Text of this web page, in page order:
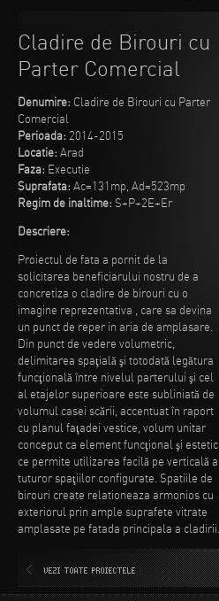
Cladire de Birouri cu
Parter Comercial
Denumire: Cladire de Birouri cu Parter
Comercial
Perioada: 2014-2015
Locatie: Arad
Faza: Executie
Suprafata: Ac=131mp, Ad=523mp
Regim de inaltime: S+P+2E+Er
Descriere:
Proiectul de fata a pornit de la
solicitarea beneficiarului nostru de a
concretiza o cladire de birouri cu o
imagine reprezentativa , care sa devina
un punct de reper in aria de amplasare.
Din punct de vedere volumetric,
delimitarea spaţială şi totodată legătura
funcţională între nivelul parterului şi cel
al etajelor superioare este subliniată de
volumul casei scării, accentuat în raport
cu planul faţadei vestice, volum unitar
conceput ca element funcţional şi estetic
ce permite utilizarea facilă pe verticală a
tuturor spaţiilor configurate. Spatiile de
birouri create relationeaza armonios cu
exteriorul prin ample suprafete vitrate
amplasate pe fatada principala a cladirii.
VEZI TOATE PROIECTELE